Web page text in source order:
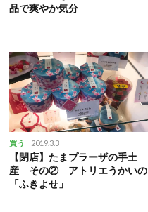
品で爽やか気分
買う 2019.3.3
【閉店】たまプラーザの手土
産 その② アトリエうかいの
「ふきよせ」